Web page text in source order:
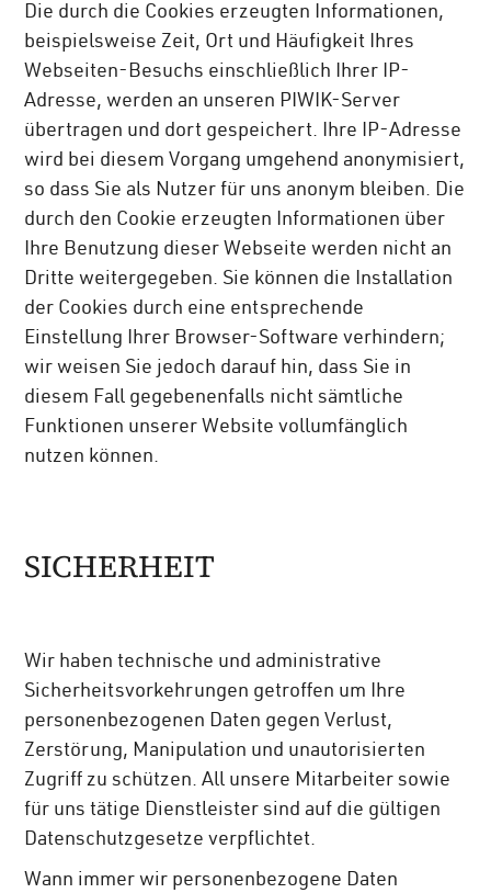
Die durch die Cookies erzeugten Informationen,
beispielsweise Zeit, Ort und Häufigkeit Ihres
Webseiten-Besuchs einschließlich Ihrer IP-
Adresse, werden an unseren PIWIK-Server
übertragen und dort gespeichert. Ihre IP-Adresse
wird bei diesem Vorgang umgehend anonymisiert,
so dass Sie als Nutzer für uns anonym bleiben. Die
durch den Cookie erzeugten Informationen über
Ihre Benutzung dieser Webseite werden nicht an
Dritte weitergegeben. Sie können die Installation
der Cookies durch eine entsprechende
Einstellung Ihrer Browser-Software verhindern;
wir weisen Sie jedoch darauf hin, dass Sie in
diesem Fall gegebenenfalls nicht sämtliche
Funktionen unserer Website vollumfänglich
nutzen können.
SICHERHEIT
Wir haben technische und administrative
Sicherheitsvorkehrungen getroffen um Ihre
personenbezogenen Daten gegen Verlust,
Zerstörung, Manipulation und unautorisierten
Zugriff zu schützen. All unsere Mitarbeiter sowie
für uns tätige Dienstleister sind auf die gültigen
Datenschutzgesetze verpflichtet.
Wann immer wir personenbezogene Daten